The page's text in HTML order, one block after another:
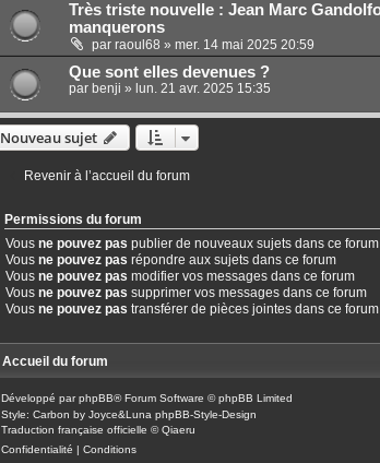
Très triste nouvelle : Jean Marc
manquerons
par raoul68 » mer. 14 mai 2025 20:59
Que sont elles devenues ?
par benji » lun. 21 avr. 2025 15:35
Nouveau sujet
Revenir à l’accueil du forum
Permissions du forum
Vous ne pouvez pas publier de nouveaux sujets dans ce forum
Vous ne pouvez pas répondre aux sujets dans ce forum
Vous ne pouvez pas modifier vos messages dans ce forum
Vous ne pouvez pas supprimer vos messages dans ce forum
Vous ne pouvez pas transférer de pièces jointes dans ce forum
Accueil du forum
Développé parphpBB® Forum Software © phpBB Limited
Style: Carbon by Joyce&Luna phpBB-Style-Design
Traduction française officielle ©Qiaeru
Confidentialité
Conditions